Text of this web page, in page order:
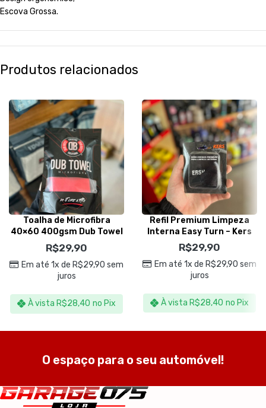
Escova Grossa.
Produtos relacionados
Toalha de Microfibra
40×60 400gsm Dub Towel
Vermelha – Dub Boyz
R$29,90
Em até 1x de R$29,90 sem
juros
À vista R$28,40 no Pix
Refil Premium Limpeza
Interna Easy Turn – Kers
R$29,90
Em até 1x de R$29,90 sem
juros
À vista R$28,40 no Pix
O espaço para o seu automóvel!